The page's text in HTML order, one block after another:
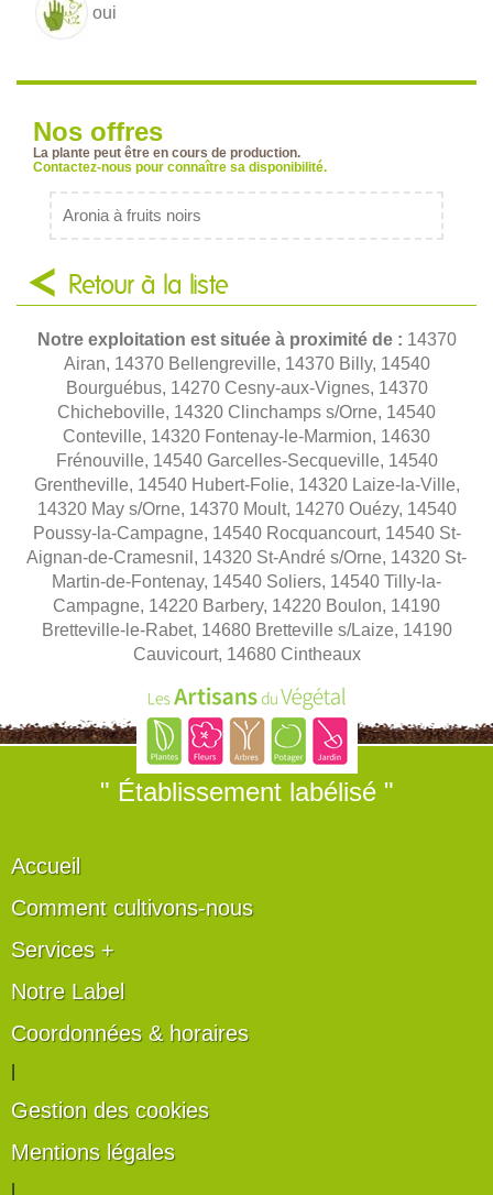
oui
Nos offres
La plante peut être en cours de production.
Contactez-nous pour connaître sa disponibilité.
Aronia à fruits noirs
Retour à la liste
Notre exploitation est située à proximité de : 14370
Airan, 14370 Bellengreville, 14370 Billy, 14540
Bourguébus, 14270 Cesny-aux-Vignes, 14370
Chicheboville, 14320 Clinchamps s/Orne, 14540
Conteville, 14320 Fontenay-le-Marmion, 14630
Frénouville, 14540 Garcelles-Secqueville, 14540
Grentheville, 14540 Hubert-Folie, 14320 Laize-la-Ville,
14320 May s/Orne, 14370 Moult, 14270 Ouézy, 14540
Poussy-la-Campagne, 14540 Rocquancourt, 14540 St-
Aignan-de-Cramesnil, 14320 St-André s/Orne, 14320 St-
Martin-de-Fontenay, 14540 Soliers, 14540 Tilly-la-
Campagne, 14220 Barbery, 14220 Boulon, 14190
Bretteville-le-Rabet, 14680 Bretteville s/Laize, 14190
Cauvicourt, 14680 Cintheaux
" Établissement labélisé "
Accueil
Comment cultivons-nous
Services +
Notre Label
Coordonnées & horaires
Gestion des cookies
Mentions légales